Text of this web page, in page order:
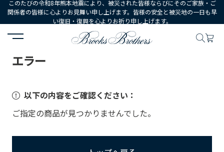
このたびの令和8年熊本地震により、被災された皆様ならびにそのご家族・ご
関係者の皆様に心よりお見舞い申し上げます。皆様の安全と被災地の一日も早
い復旧・復興を心よりお祈り申し上げます。
HOME
エラー
以下の内容をご確認ください：
ご指定の商品が見つかりませんでした。